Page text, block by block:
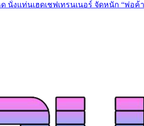
นั่งแท่นเฮดเชฟเทรนเนอร์ จัดหนัก “พ่อ